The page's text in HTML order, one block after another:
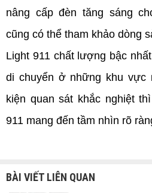
nâng cấp đèn tăng sáng
cũng có thể tham khảo dòng
Light 911 chất lượng bậc
di chuyển ở những khu vực
kiện quan sát khắc nghiệt
911 mang đến tầm nhìn rõ
BÀI VIẾT LIÊN QUAN